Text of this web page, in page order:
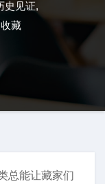
史见证,
藏
总能让藏家们